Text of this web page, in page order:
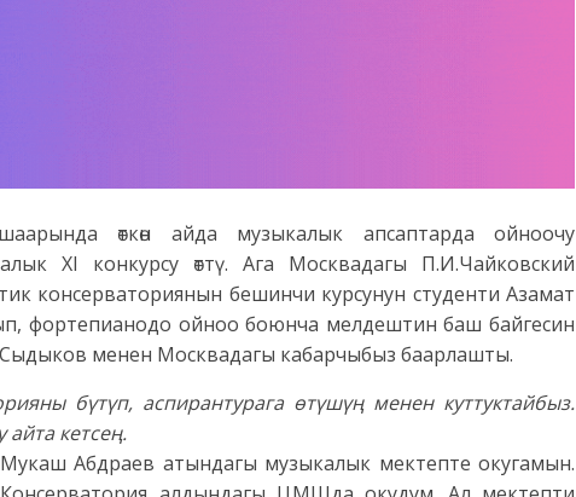
өткөн айда музыкалык апсаптарда ойноочу
XI конкурсу өттү. Ага Москвадагы П.И.Чайковский
консерваториянын бешинчи курсунун студенти Азамат
фортепианодо ойноо боюнча мелдештин баш байгесин
менен Москвадагы кабарчыбыз баарлашты.
бүтүп, аспирантурага өтүшүң менен куттуктайбыз.
кетсең.
Абдраев атындагы музыкалык мектепте окугамын.